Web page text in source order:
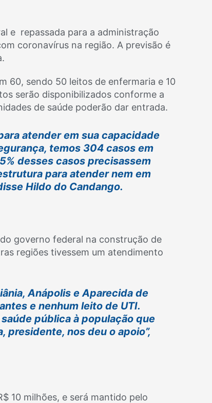
e repassada para a administração
coronavírus na região. A previsão é
60, sendo 50 leitos de enfermaria e 10
serão disponibilizados conforme a
de saúde poderão dar entrada.
atender em sua capacidade
temos 304 casos em
desses casos precisassem
para atender nem em
Hildo do Candango.
governo federal na construção de
regiões tivessem um atendimento
Anápolis e Aparecida de
e nenhum leito de UTI.
pública à população que
nos deu o apoio”,
10 milhões, e será mantido pelo